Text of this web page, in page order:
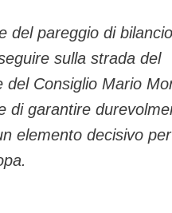
del pareggio di bilancio
sulla strada del
Consiglio Mario
di garantire
elemento decisivo